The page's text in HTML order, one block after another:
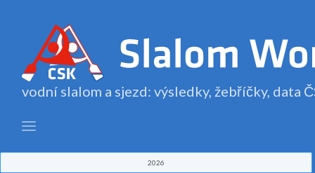
vodní slalom a sjezd: výsledky, žebříčky, data
2026